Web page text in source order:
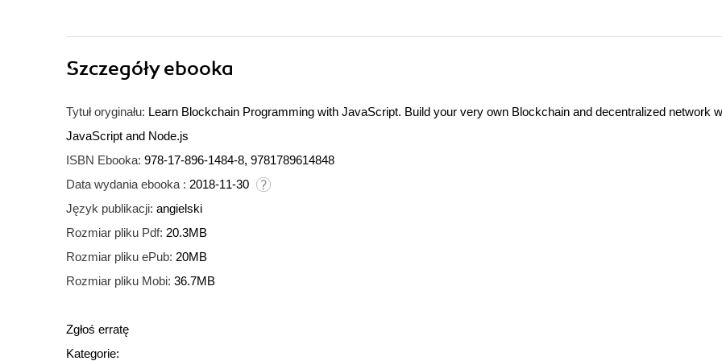
Szczegółyebooka
Tytuł oryginału: Learn Blockchain Programming with JavaScript. Build your very own Blockchain and decentralized network
JavaScript and Node.js
ISBN Ebooka: 978-17-896-1484-8, 9781789614848
Data wydania ebooka : 2018-11-30
Język publikacji: angielski
Rozmiar pliku Pdf: 20.3MB
Rozmiar pliku ePub: 20MB
Rozmiar pliku Mobi: 36.7MB
Zgłoś erratę
Kategorie: